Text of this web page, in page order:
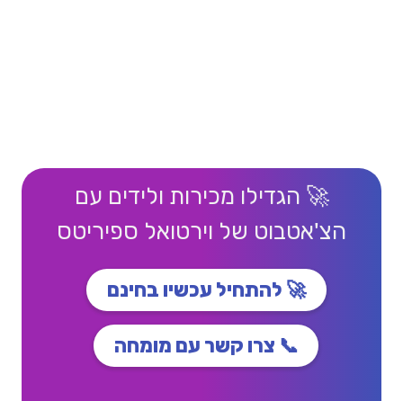
🚀 הגדילו מכירות ולידים עם
הצ'אטבוט של וירטואל ספיריטס
🚀 להתחיל עכשיו בחינם
📞 צרו קשר עם מומחה